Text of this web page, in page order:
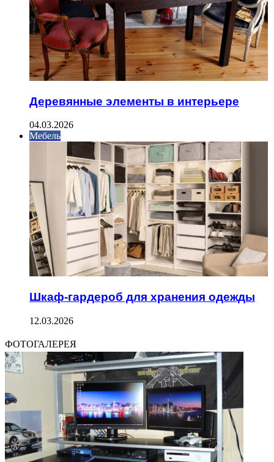
Деревянные элементы в интерьере
04.03.2026
Мебель
Шкаф-гардероб для хранения одежды
12.03.2026
ФОТОГАЛЕРЕЯ